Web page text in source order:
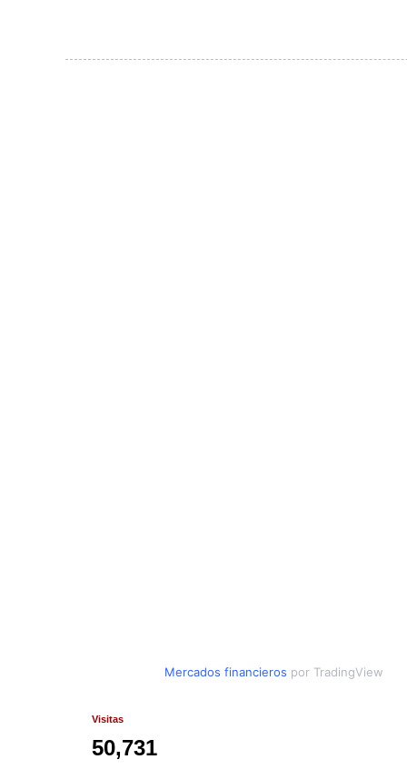
Mercados financieros por TradingView
Visitas
50,731